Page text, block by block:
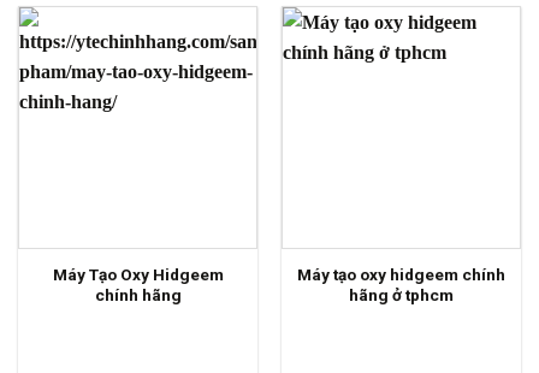
Máy Tạo Oxy Hidgeem
chính hãng
Máy tạo oxy hidgeem chính
hãng ở tphcm